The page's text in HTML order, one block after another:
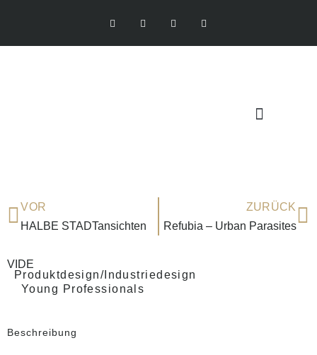
VOR
HALBE STADTansichten
ZURÜCK
Refubia – Urban Parasites
VIDE
Produktdesign/Industriedesign
Young Professionals
Beschreibung